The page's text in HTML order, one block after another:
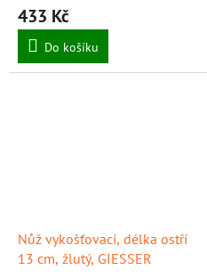
433 Kč
Do košíku
Nůž vykošťovací, délka ostří
13 cm, žlutý, GIESSER